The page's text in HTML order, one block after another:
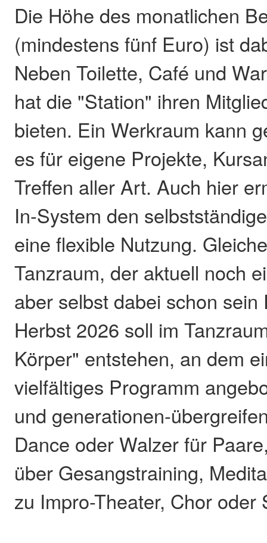
Die Höhe des monatlichen
(mindestens fünf Euro) ist
Neben Toilette, Café und
hat die "Station" ihren
bieten. Ein Werkraum kann
es für eigene Projekte,
Treffen aller Art. Auch hier
In-System den
eine flexible Nutzung.
Tanzraum, der aktuell noch
aber selbst dabei schon
Herbst 2026 soll im
Körper" entstehen, an dem
vielfältiges Programm
und generationen-
Dance oder Walzer für
über Gesangstraining,
zu Impro-Theater, Chor oder